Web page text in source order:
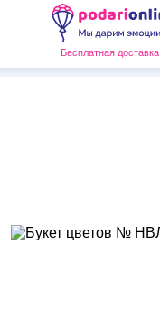
Бесплатная доставка